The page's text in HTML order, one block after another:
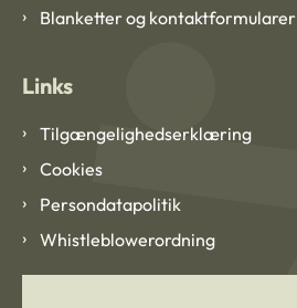
Blanketter og kontaktformularer
Links
Tilgængelighedserklæring
Cookies
Persondatapolitik
Whistleblowerordning